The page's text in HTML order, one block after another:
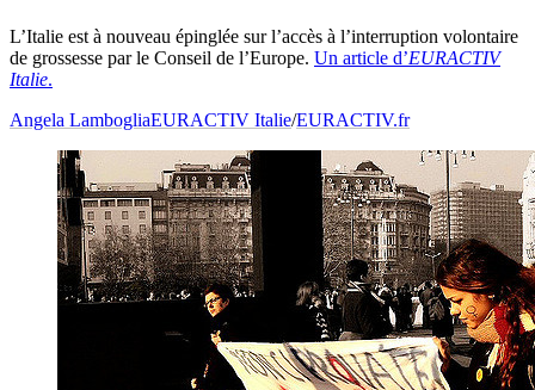
L’Italie est à nouveau épinglée sur l’accès à l’interruption volontaire
de grossesse par le Conseil de l’Europe. Un article d’EURACTIV
Italie.
Angela LambogliaEURACTIV Italie/EURACTIV.fr